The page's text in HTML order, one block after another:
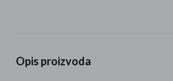
Opis proizvoda